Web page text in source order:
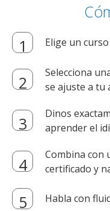
Elige un
Selecciona
se ajuste a tu
Dinos
aprender el
Combina con
certificado y
Habla con